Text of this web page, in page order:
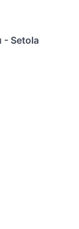
- Setola